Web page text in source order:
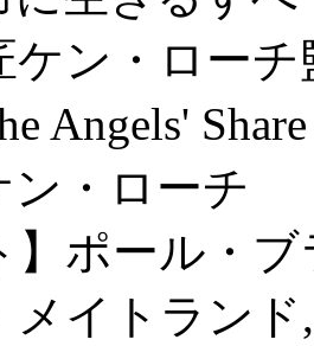
ケン・ロー
Angels' Share
ン・ローチ
】ポール・
メイトラン